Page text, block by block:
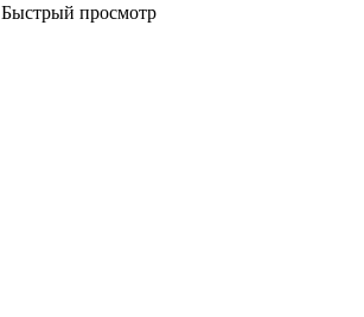
Быстрый просмотр